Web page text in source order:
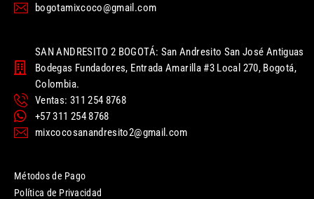
bogotamixcoco@gmail.com
SAN ANDRESITO 2 BOGOTÁ: San Andresito San José Antiguas
Bodegas Fundadores, Entrada Amarilla #3 Local 270, Bogotá,
Colombia.
Ventas: 311 254 8768
+57 311 254 8768
mixcocosanandresito2@gmail.com
Métodos de Pago
Política de Privacidad